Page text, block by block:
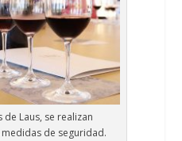
de Laus, se realizan
de seguridad.